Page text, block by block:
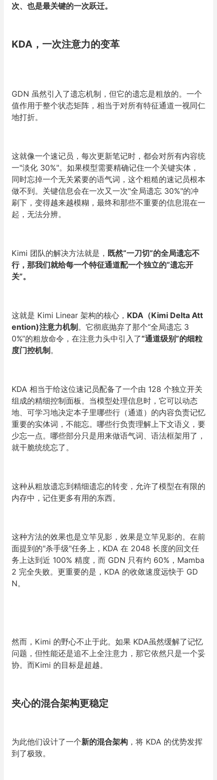
次、也是最关键的一次跃迁。
KDA，一次注意力的变革
GDN 虽然引入了遗忘机制，但它的遗忘是粗放的。一个
值作用于整个状态矩阵，相当于对所有特征通道一视同仁
地打折。
这就像一个速记员，每次更新笔记时，都会对所有内容统
一"淡化 30%"。如果模型需要精确记住一个关键实体，
同时忘掉一个无关紧要的语气词，这个粗糙的速记员根本
做不到。关键信息会在一次又一次"全局遗忘 30%"的冲
刷下，变得越来越模糊，最终和那些不重要的信息混在一
起，无法分辨。
Kimi 团队的解决方法就是， 既然“一刀切”的全局遗忘不
行，那我们就给每一个特征通道配一个独立的“遗忘开
关”。
这就是 Kimi Linear 架构的核心， KDA（Kimi Delta Att
ention)注意力机制。它彻底抛弃了那个“全局遗忘 3
0%”的粗放命令，在注意力头中引入了“通道级别”的细粒
度门控机制。
KDA 相当于给这位速记员配备了一个由 128 个独立开关
组成的精细控制面板。当模型处理信息时，它可以动态
地、可学习地决定本子里哪些行（通道）的内容负责记忆
重要的实体词，不能忘。哪些行负责理解上下文语义，要
少忘一点。哪些部分只是用来做语气词、语法框架用了，
就干脆统统忘了。
这种从粗放遗忘到精细遗忘的转变，允许了模型在有限的
内存中，记住更多有用的东西。
这种方法的效果也是立竿见影，效果是立竿见影的。在前
面提到的"杀手级"任务上，KDA 在 2048 长度的回文任
务上达到近 100% 精度，而 GDN 只有约 60%，Mamba
2 完全失败。更重要的是，KDA 的收敛速度远快于 GD
N。
然而，Kimi 的野心不止于此。如果 KDA虽然缓解了记忆
问题，但性能还是追不上全注意力，那它依然只是一个妥
协。而Kimi 的目标是超越。
夹心的混合架构更稳定
为此他们设计了一个新的混合架构 ，将 KDA 的优势发挥
到了极致。